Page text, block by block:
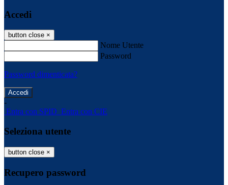
Accedi
button close ×
Nome Utente
Password
Password dimenticata?
-
Entra con SPID Entra con CIE
Seleziona utente
button close ×
Recupero password